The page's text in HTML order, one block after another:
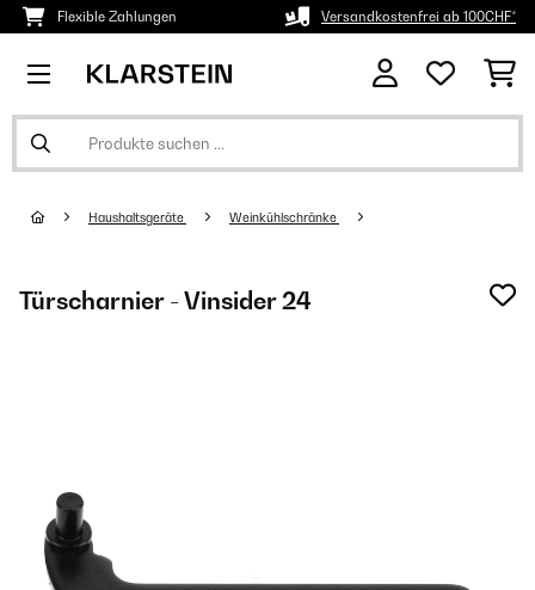
Flexible Zahlungen Versandkostenfrei ab 100CHF*
Haushaltsgeräte Weinkühlschränke
Türscharnier - Vinsider 24